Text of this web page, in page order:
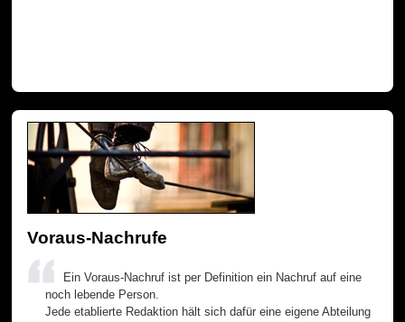
Voraus-Nachrufe
Ein Voraus-Nachruf ist per Definition ein Nachruf auf eine
noch lebende Person.
Jede etablierte Redaktion hält sich dafür eine eigene Abteilung